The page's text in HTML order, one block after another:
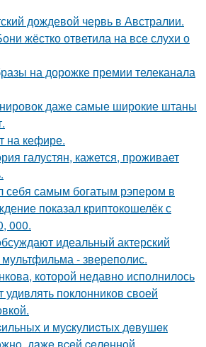
дождевой червь в Австралии.
жёстко ответила на все слухи о
на дорожке премии телеканала
даже самые широкие штаны
на кефире.
галустян, кажется, проживает
себя самым богатым рэпером в
показал криптокошелёк с
000.
идеальный актерский
- звереполис.
которой недавно исполнилось
удивлять поклонников своей
и муcкулиcтых дeвушeк